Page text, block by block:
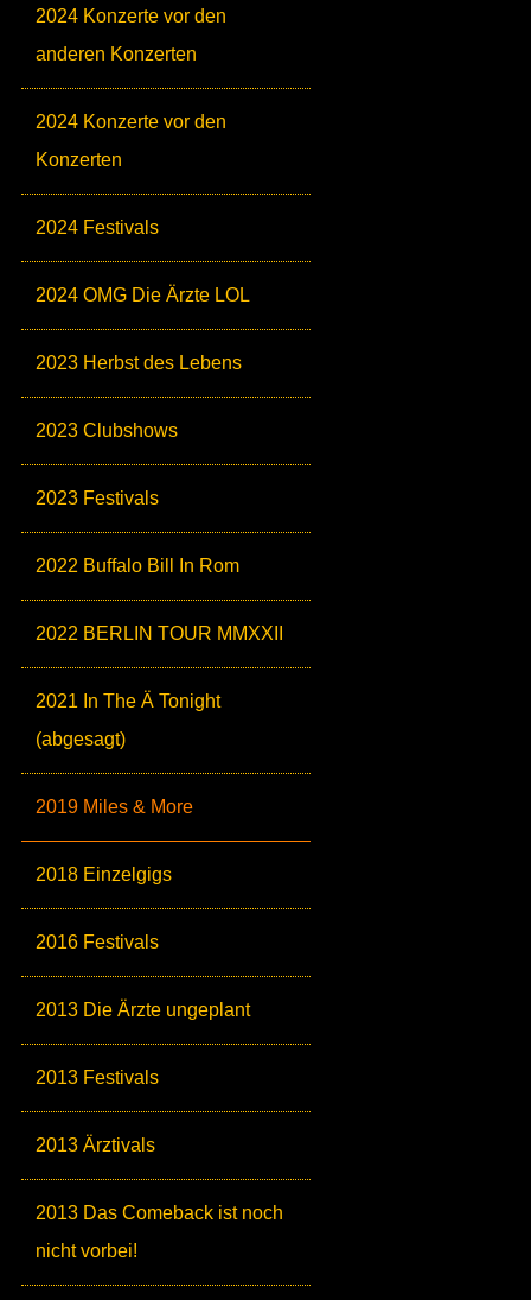
2024 Konzerte vor den
anderen Konzerten
2024 Konzerte vor den
Konzerten
2024 Festivals
2024 OMG Die Ärzte LOL
2023 Herbst des Lebens
2023 Clubshows
2023 Festivals
2022 Buffalo Bill In Rom
2022 BERLIN TOUR MMXXII
2021 In The Ä Tonight
(abgesagt)
2019 Miles & More
2018 Einzelgigs
2016 Festivals
2013 Die Ärzte ungeplant
2013 Festivals
2013 Ärztivals
2013 Das Comeback ist noch
nicht vorbei!